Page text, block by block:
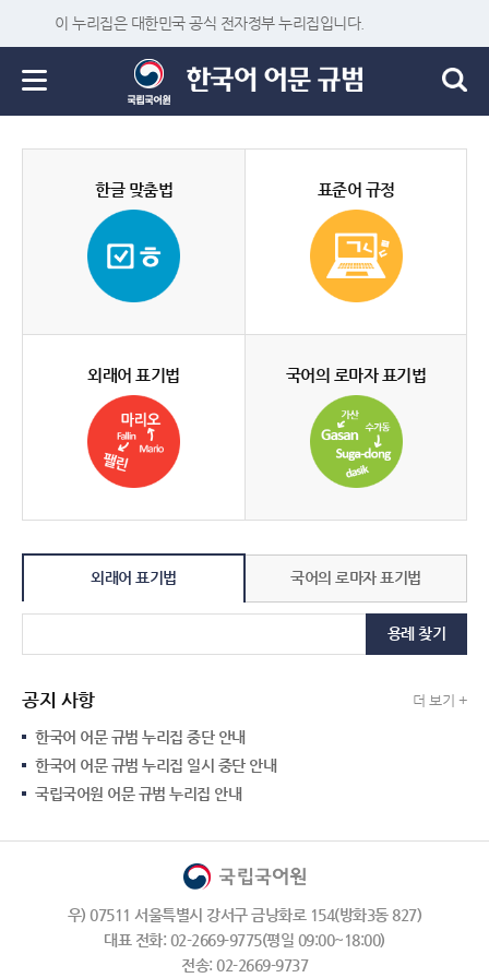
이 누리집은 대한민국 공식 전자정부 누리집입니다.
한글 맞춤법 표준어 규정
외래어 표기법 국어의 로마자 표기법
외래어 표기법 국어의 로마자 표기법
용례 찾기
공지 사항 더 보기 +
한국어 어문 규범 누리집 중단 안내
한국어 어문 규범 누리집 일시 중단 안내
국립국어원 어문 규범 누리집 안내
우) 07511 서울특별시 강서구 금낭화로 154(방화3동 827)
대표 전화: 02-2669-9775(평일 09:00~18:00)
전송: 02-2669-9737